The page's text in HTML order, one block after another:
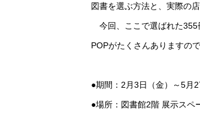
図書を選ぶ方法と、実際の
今回、ここで選ばれた355
POPがたくさんありますの
●期間：2月3日（金）～5月
●場所：図書館2階 展示スペ